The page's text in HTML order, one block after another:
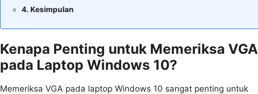
Kesimpulan
Kenapa Penting untuk Memeriksa VGA
pada Laptop Windows 10?
Memeriksa VGA pada laptop Windows 10 sangat penting untuk